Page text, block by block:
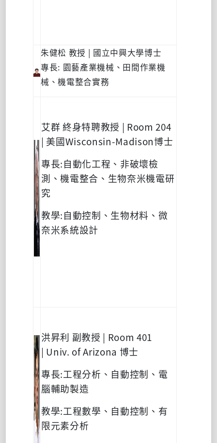
朱健松 教授 | 國立中興大學博士
專長: 園藝產業機械、田間作業機
械、機電整合實務
艾群 終身特聘教授 | Room 204
| 美國Wisconsin-Madison博士
專長:自動化工程、非破壞檢
測、機電整合、生物奈米機電研
究
教學:自動控制、生物材料、微
奈米系統設計
洪昇利 副教授 | Room 401
| Univ. of Arizona 博士
專長:工程分析、自動控制、電
腦輔助製造
教學:工程數學、自動控制、有
限元素分析